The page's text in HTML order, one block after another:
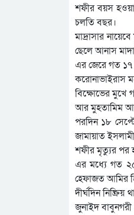
শফীর বয়স
চলতি বছর।
মাদ্রাসার
ছেলে আনাস
এর জেরে গত ১৭
করোনাভাইরাস
বিক্ষোভের মুখে
আর মুহতামিম
পরদিন ১৮
জামায়াত
শফীর মৃত্যুর পর
এর মধ্যে গত ২৫
হেফাজত আমির
দীর্ঘদিন
জুনাইদ বাবুনগরী